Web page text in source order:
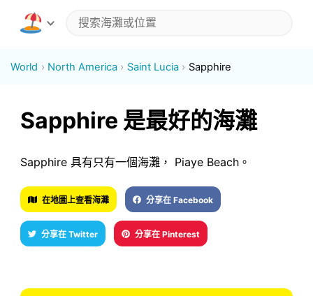
World North America Saint Lucia Sapphire
Sapphire 是最好的海灘
Sapphire 具有只有一個海灘， Piaye Beach。
在地圖上查看海灘 分享在 Facebook
分享在 Twitter 分享在 Pinterest